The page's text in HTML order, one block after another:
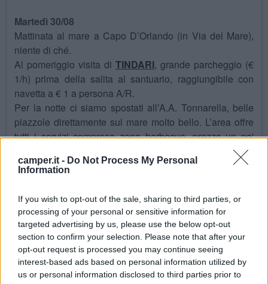
camper.it - Do Not Process My Personal
Information
If you wish to opt-out of the sale, sharing to third parties, or
processing of your personal or sensitive information for
targeted advertising by us, please use the below opt-out
section to confirm your selection. Please note that after your
opt-out request is processed you may continue seeing
interest-based ads based on personal information utilized by
us or personal information disclosed to third parties prior to
Martedì 30/08
Mattinata al mare a Capo D’Orlando (in Via del Mare),
niente di ché.
Al pomeriggio visita di TINDARI, grande parcheggio (€
1/h) prima della salita al santuario, raggiungibile con
navetta a € 1 a persona A/R.
Per la notte ci siamo spostati all’A.A. Tonnarella, belle
piazzole direttamente sul mare molto bello. L’area offre
tutti i servizi compreso zona barbecue, prezzo un po'
eccessivo per essere a fine agosto € 35. Al mattino
passa furgone con panne e ottime brioche.
Mercoledì 31/08
Al mattino ci siamo goduti il bel mare trasparente, poi
verso le 16:00 siamo partiti alla volta diGIARDINI DI
NAXOS, dove avevamo appuntamento con dei
nostri amici presso l’ A.A. Eden Park (tariffa € 20). Cena
e passeggiata sul lungomare dove si alternano ristoranti
e negozi di souvenir.